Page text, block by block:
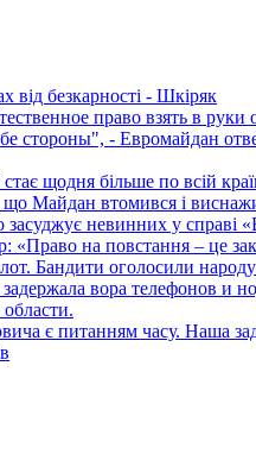
від безкарності - Шкіряк
право взять в руки
стороны", - Евромайдан
щодня більше по всій
Майдан втомився і
невинних у справі
на повстання – це
Бандити оголосили
вора телефонов и
є питанням часу. Наша